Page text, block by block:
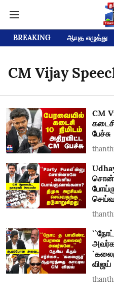
BREAKING ஆயுத எழுத்து
CM Vijay
CM
பேச்சு
விஜய்